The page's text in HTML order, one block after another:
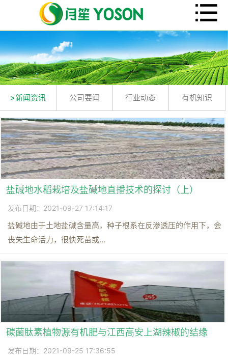
>新闻资讯 公司要闻 行业动态 有机知识
盐碱地水稻栽培及盐碱地直播技术的探讨（上）
发布日期：2021-09-27 17:14:17
盐碱地由于土地盐碱含量高，种子根系在反渗透压的作用下，会
丧失生命活力，很快死苗或...
碳菌肽素植物源有机肥与江西高安上湖辣椒的结缘
发布日期：2021-09-25 17:36:55